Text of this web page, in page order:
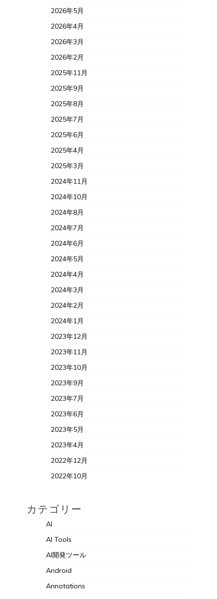
2026年5月
2026年4月
2026年3月
2026年2月
2025年11月
2025年9月
2025年8月
2025年7月
2025年6月
2025年4月
2025年3月
2024年11月
2024年10月
2024年8月
2024年7月
2024年6月
2024年5月
2024年4月
2024年3月
2024年2月
2024年1月
2023年12月
2023年11月
2023年10月
2023年9月
2023年7月
2023年6月
2023年5月
2023年4月
2022年12月
2022年10月
カテゴリー
AI
AI Tools
AI開発ツール
Android
Annotations